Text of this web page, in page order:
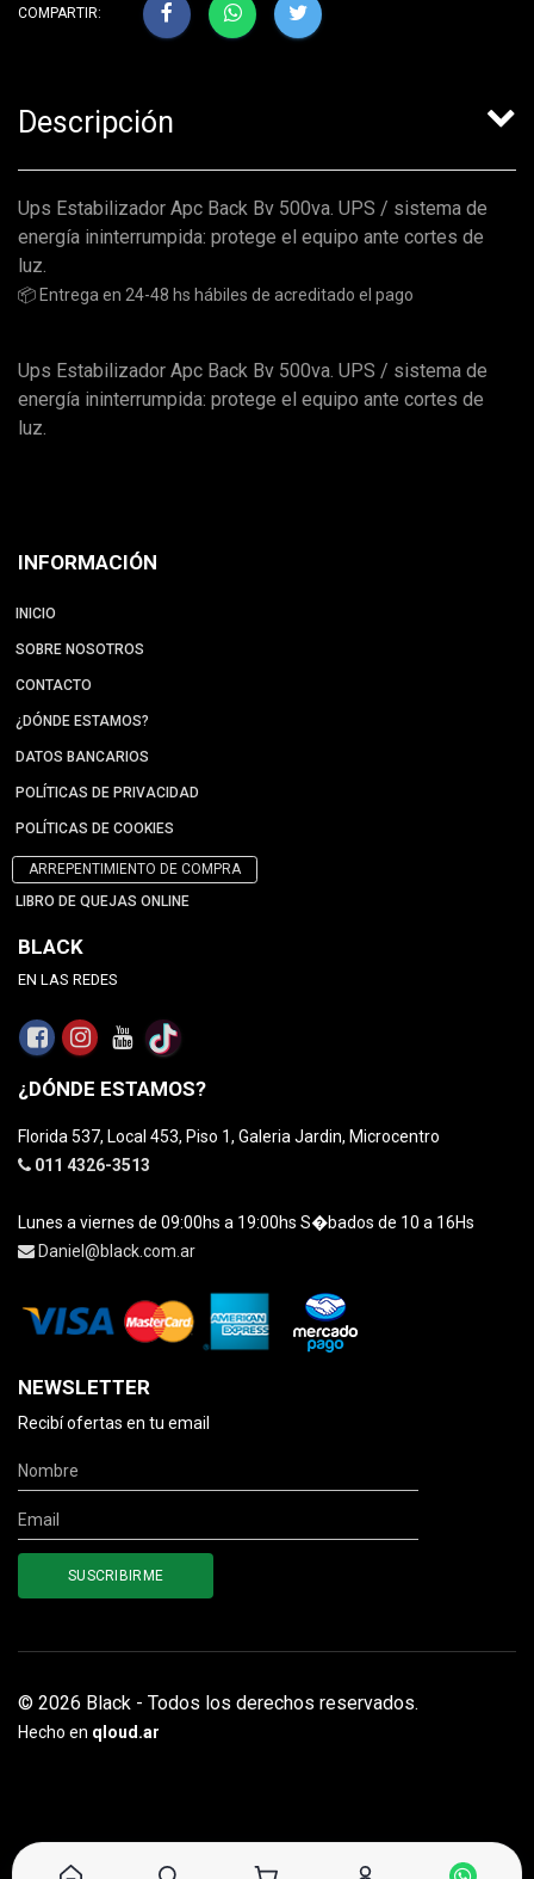
COMPARTIR:
Descripción
Ups Estabilizador Apc Back Bv 500va. UPS / sistema de
energía ininterrumpida: protege el equipo ante cortes de
luz.
📦 Entrega en 24-48 hs hábiles de acreditado el pago
Ups Estabilizador Apc Back Bv 500va. UPS / sistema de
energía ininterrumpida: protege el equipo ante cortes de
luz.
INFORMACIÓN
INICIO
SOBRE NOSOTROS
CONTACTO
¿DÓNDE ESTAMOS?
DATOS BANCARIOS
POLÍTICAS DE PRIVACIDAD
POLÍTICAS DE COOKIES
ARREPENTIMIENTO DE COMPRA
LIBRO DE QUEJAS ONLINE
BLACK
EN LAS REDES
¿DÓNDE ESTAMOS?
Florida 537, Local 453, Piso 1, Galeria Jardin, Microcentro
011 4326-3513
Lunes a viernes de 09:00hs a 19:00hs S�bados de 10 a 16Hs
Daniel@black.com.ar
NEWSLETTER
Recibí ofertas en tu email
© 2026 Black - Todos los derechos reservados.
Hecho en qloud.ar